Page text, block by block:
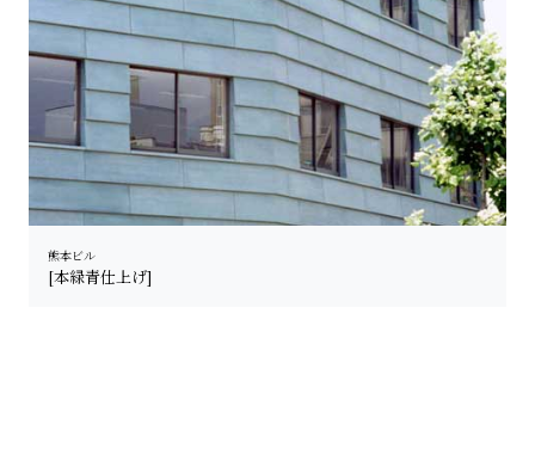
熊本ビル
[本緑青仕上げ]